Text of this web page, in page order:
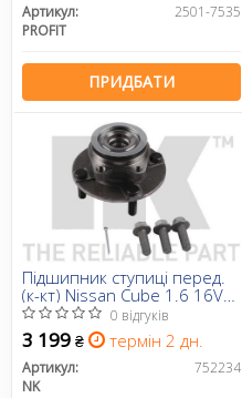
Артикул:
2501-7535
PROFIT
ПРИДБАТИ
Підшипник ступиці перед.
(к-кт) Nissan Cube 1.6 16V
08-, Tiida 1.6, 1.8, 1.5 dCi 07-
0 відгуків
3 199 ₴ термін 2 дн.
Артикул:
752234
NK